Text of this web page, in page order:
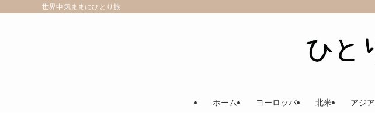
世界中気ままにひとり旅
ホーム ヨーロッパ 北米 アジア